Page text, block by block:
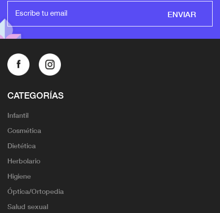
ENVIAR
CATEGORÍAS
Infantil
Cosmética
Dietética
Herbolario
Higiene
Óptica/Ortopedia
Salud sexual